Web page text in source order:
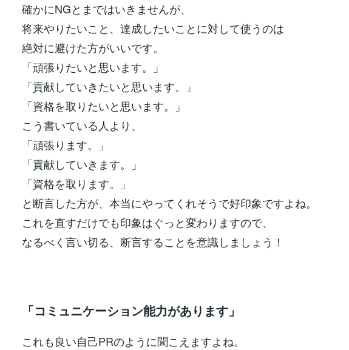
確かにNGとまではいきませんが、
将来やりたいこと、達成したいことに対して使うのは
絶対に避けた方がいいです。
「頑張りたいと思います。」
「貢献していきたいと思います。」
「資格を取りたいと思います。」
こう書いている人より、
「頑張ります。」
「貢献していきます。」
「資格を取ります。」
と断言した方が、本当にやってくれそうで好印象ですよね。
これを直すだけでも印象はぐっと変わりますので、
なるべく言い切る、断言することを意識しましょう！
「コミュニケーション能力があります」
これも良い自己PRのように聞こえますよね。